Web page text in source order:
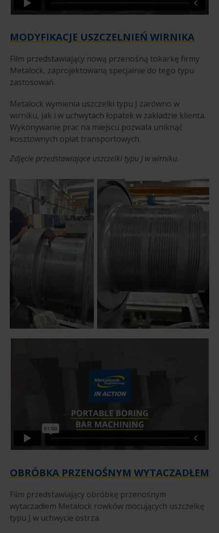
MODYFIKACJE USZCZELNIEŃ WIRNIKA
Film przedstawiający nową przenośną tokarkę firmy
Metalock, zaprojektowaną specjalnie do tego typu
zastosowań.
Metalock wymienia uszczelki typu J zarówno w
wirniku, jak i w uchwytach łopatek w zakładzie klienta.
Wykonywanie prac na miejscu pozwala uniknąć
kosztownych opłat transportowych.
Zdjęcie przedstawiające uszczelki typu J w wirniku.
OBRÓBKA PRZENOŚNYM WYTACZADŁEM
Film przedstawiający obróbkę przenośnym
wytaczadłem Metalock rowków mocujących uszczelkę
typu J w uchwycie ostrza.